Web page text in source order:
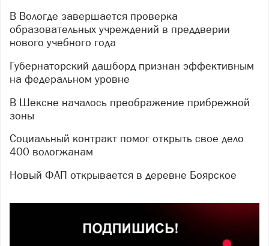
В Вологде завершается проверка
образовательных учреждений в преддверии
нового учебного года
Губернаторский дашборд признан эффективным
на федеральном уровне
В Шексне началось преображение прибрежной
зоны
Социальный контракт помог открыть свое дело
400 вологжанам
Новый ФАП открывается в деревне Боярское